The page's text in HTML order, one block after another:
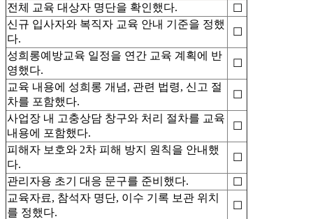
전체 교육 대상자 명단을 확인했다.
☐
신규 입사자와 복직자 교육 안내 기준을 정했
다.
☐
성희롱예방교육 일정을 연간 교육 계획에 반
영했다.
☐
교육 내용에 성희롱 개념, 관련 법령, 신고 절
차를 포함했다.
☐
사업장 내 고충상담 창구와 처리 절차를 교육
내용에 포함했다.
☐
피해자 보호와 2차 피해 방지 원칙을 안내했
다.
☐
관리자용 초기 대응 문구를 준비했다.
☐
교육자료, 참석자 명단, 이수 기록 보관 위치
를 정했다.
☐